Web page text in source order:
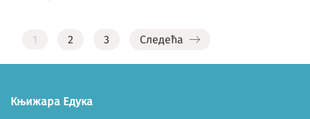
1 2 3 Следећа
Књижара Едука